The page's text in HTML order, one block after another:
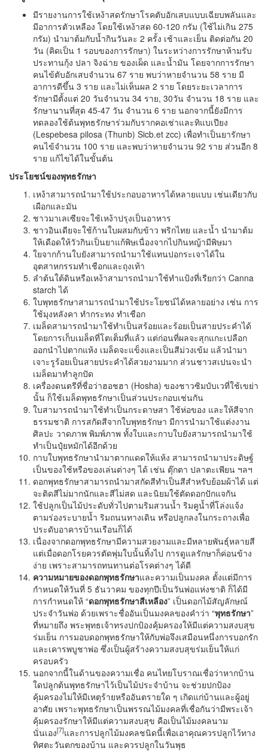
มีรายงานการใช้เหง้าสดรักษาโรคตับอักเสบแบบเฉียบพลันและ
มีอาการตัวเหลือง โดยใช้เหง้าสด 60-120 กรัม (ใช้ไม่เกิน 275
กรัม) นำมาต้มกับน้ำกินวันละ 2 ครั้ง เช้าและเย็น ติดต่อกัน 20
วัน (คิดเป็น 1 รอบของการรักษา) ในระหว่างการรักษาห้ามรับ
ประทานกุ้ง ปลา จิงฉ่าย ของเผ็ด และน้ำมัน โดยจากการรักษา
คนไข้ตับอักเสบจำนวน 67 ราย พบว่าหายจำนวน 58 ราย มี
อาการดีขึ้น 3 ราย และไม่เห็นผล 2 ราย โดยระยะเวลาการ
รักษามีตั้งแต่ 20 วันจำนวน 34 ราย, 30วัน จำนวน 18 ราย และ
รักษานานที่สุด 45-47 วัน จำนวน 6 ราย นอกจากนี้ยังมีการ
ทดลองใช้ต้นพุทธรักษาร่วมกับรากคอเช่าและทิแบเปียง
(Lespebesa pilosa (Thunb) Sicb.et zcc) เพื่อทำเป็นยารักษา
คนไข้จำนวน 100 ราย และพบว่าหายจำนวน 92 ราย ส่วนอีก 8
ราย แก้ไขได้ในขั้นต้น
ประโยชน์ของพุทธรักษา
เหง้าสามารถนำมาใช้ประกอบอาหารได้หลายแบบ เช่นเดียวกับ
เผือกและมัน
ชาวมาเลเซียจะใช้เหง้าปรุงเป็นอาหาร
ชาวอินเดียจะใช้ก้านใบผสมกับข้าว พริกไทย และน้ำ นำมาต้ม
ให้เดือดให้วัวกินเป็นยาแก้พิษเนื่องจากไปกินหญ้ามีพิษมา
ใยจากก้านใบยังสามารถนำมาใช้แทนปอกระเจาได้ใน
อุตสาหกรรมทำเชือกและถุงเท้า
ลำต้นใต้ดินหรือเหง้าสามารถนำมาใช้ทำแป้งที่เรียกว่า Canna
starch ได้
ใบพุทธรักษาสามารถนำมาใช้ประโยชน์ได้หลายอย่าง เช่น การ
ใช้มุงหลังคา ทำกระทง ทำเชือก
เมล็ดสามารถนำมาใช้ทำเป็นสร้อยและร้อยเป็นสายประคำได้
โดยการเก็บเมล็ดที่โตเต็มที่แล้ว แต่ก่อนที่ผลจะสุกแกะเปลือก
ออกนำไปตากแห้ง เมล็ดจะแข็งและเป็นสีม่วงเข้ม แล้วนำมา
เจาะรูร้อยเป็นสายประคำได้สวยงามมาก ส่วนชาวสเปนจะนำ
เมล็ดมาทำลูกปัด
เครื่องดนตรีที่ชื่อว่าฮอชฮา (Hosha) ของชาวซิมบับเวที่ใช้เขย่า
นั้น ก็ใช้เมล็ดพุทธรักษาเป็นส่วนประกอบเช่นกัน
ใบสามารถนำมาใช้ทำเป็นกระดาษสา ใช้ห่อของ และให้สีจาก
ธรรมชาติ การสกัดสีจากใบพุทธรักษา มีการนำมาใช้แต่งงาน
ศิลปะ วาดภาพ พิมพ์ภาพ ทั้งใบและกาบใบยังสามารถนำมาใช้
ทำเป็นปุ๋ยหมักได้อีกด้วย
กาบใบพุทธรักษานำมาตากแดดให้แห้ง สามารถนำมาประดิษฐ์
เป็นของใช้หรือของเล่นต่างๆ ได้ เช่น ตุ๊กตา ปลาตะเพียน ฯลฯ
ดอกพุทธรักษาสามารถนำมาสกัดสีทำเป็นสีสำหรับย้อมผ้าได้ แต่
จะติดสีไม่มากนักและสีไม่สด และนิยมใช้ตัดดอกปักแจกัน
ใช้ปลูกเป็นไม้ประดับทั่วไปตามริมสวนน้ำ ริมคูน้ำที่โล่งแจ้ง
ตามร่องระบายน้ำ ริมถนนทางเดิน หรือปลูกลงในกระถางเพื่อ
ประดับอาคารบ้านเรือนก็ได้
เนื่องจากดอกพุทธรักษามีความสวยงามและมีหลายพันธุ์หลายสี
แต่เมื่อดอกโรยควรตัดพุ่มใบนั้นทิ้งไป การดูแลรักษาก็ค่อนข้าง
ง่าย เพราะสามารถทนทานต่อโรคต่างๆ ได้ดี
ความหมายของดอกพุทธรักษาและความเป็นมงคล ตั้งแต่มีการ
กำหนดให้วันที่ 5 ธันวาคม ของทุกปีเป็นวันพ่อแห่งชาติ ก็ได้มี
การกำหนดให้ “ดอกพุทธรักษาสีเหลือง” เป็นดอกไม้สัญลักษณ์
ประจำวันพ่อ ด้วยเพราะชื่ออันเป็นมงคลของคำว่า “พุทธรักษา”
ที่หมายถึง พระพุทธเจ้าทรงปกป้องคุ้มครองให้มีแต่ความสงบสุข
ร่มเย็น การมอบดอกพุทธรักษาให้กับพ่อจึงเสมือนหนึ่งการบอกรัก
และเคารพบูชาพ่อ ซึ่งเป็นผู้สร้างความสงบสุขร่มเย็นให้แก่
ครอบครัว
นอกจากนี้ในด้านของความเชื่อ คนไทยโบราณเชื่อว่าหากบ้าน
ใดปลูกต้นพุทธรักษาไว้เป็นไม้ประจำบ้าน จะช่วยปกป้อง
คุ้มครองไม่ให้มีเหตุร้ายหรืออันตรายใด ๆ เกิดแก่บ้านและผู้อยู่
อาศัย เพราะพุทธรักษาเป็นพรรณไม้มงคลที่เชื่อกันว่ามีพระเจ้า
คุ้มครองรักษาให้มีแต่ความสงบสุข คือเป็นไม้มงคลนาม
นั่นเอง[7]และการปลูกไม้มงคลชนิดนี้เพื่อเอาคุณควรปลูกไว้ทาง
ทิศตะวันตกของบ้าน และควรปลูกในวันพุธ